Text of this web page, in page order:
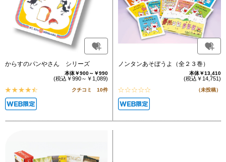
からすのパンやさん シリーズ
本体￥900～￥990
(税込￥990～￥1,089)
クチコミ 10件
ノンタンあそぼうよ（全２３巻）
本体￥13,410
(税込￥14,751)
（未投稿）